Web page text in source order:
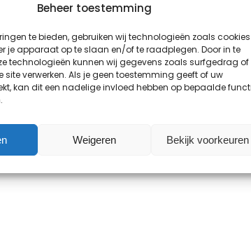
Beheer toestemming
te bieden, gebruiken wij technologieën zoals cookies
je apparaat op te slaan en/of te raadplegen. Door in te
technologieën kunnen wij gegevens zoals surfgedrag of
site verwerken. Als je geen toestemming geeft of uw
kan dit een nadelige invloed hebben op bepaalde
Weigeren Bekijk voorkeuren